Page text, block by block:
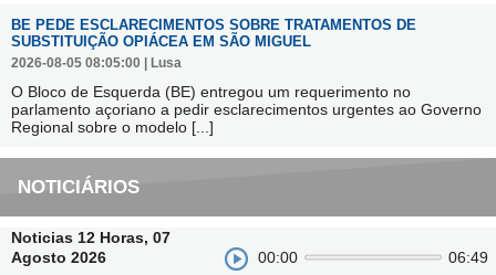
BE PEDE ESCLARECIMENTOS SOBRE TRATAMENTOS DE
SUBSTITUIÇÃO OPIÁCEA EM SÃO MIGUEL
2026-08-05 08:05:00 | Lusa
O Bloco de Esquerda (BE) entregou um requerimento no
parlamento açoriano a pedir esclarecimentos urgentes ao Governo
Regional sobre o modelo [...]
NOTICIÁRIOS
Noticias 12 Horas, 07
Agosto 2026
00:00 06:49